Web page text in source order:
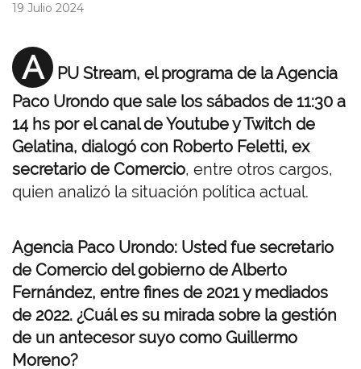
A
pp
a
19 Julio 2024
A
PU Stream, el programa de la Agencia
Paco Urondo que sale los sábados de 11:30 a
14 hs por el canal de Youtube y Twitch de
Gelatina, dialogó con Roberto Feletti, ex
secretario de Comercio, entre otros cargos,
quien analizó la situación política actual.
Agencia Paco Urondo: Usted fue secretario
de Comercio del gobierno de Alberto
Fernández, entre fines de 2021 y mediados
de 2022. ¿Cuál es su mirada sobre la gestión
de un antecesor suyo como Guillermo
Moreno?